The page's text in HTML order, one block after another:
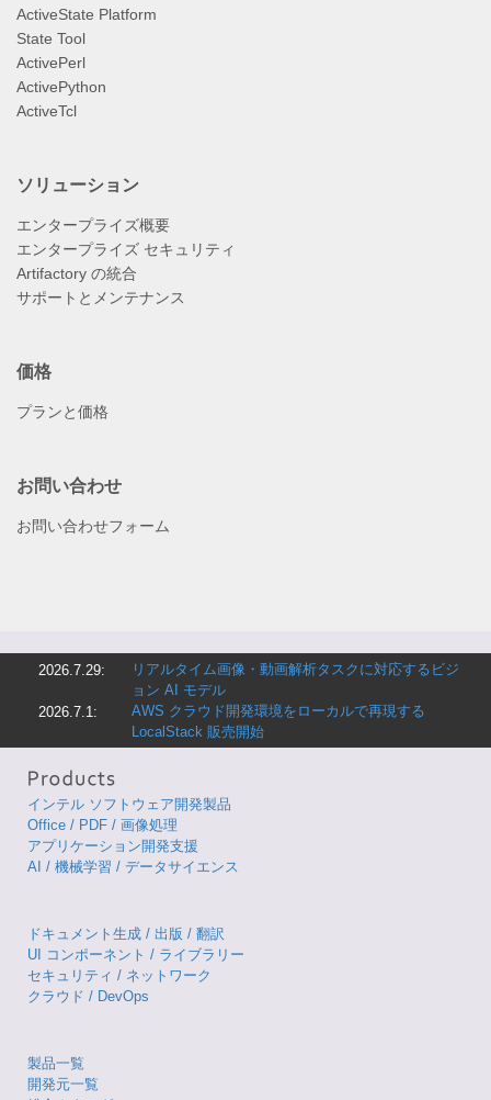
ActiveState Platform
State Tool
ActivePerl
ActivePython
ActiveTcl
ソリューション
エンタープライズ概要
エンタープライズ セキュリティ
Artifactory の統合
サポートとメンテナンス
価格
プランと価格
お問い合わせ
お問い合わせフォーム
2026.7.29:
リアルタイム画像・動画解析タスクに対応するビジ
ョン AI モデル
2026.7.1:
AWS クラウド開発環境をローカルで再現する
LocalStack 販売開始
インテル ソフトウェア開発製品
Office / PDF / 画像処理
アプリケーション開発支援
AI / 機械学習 / データサイエンス
ドキュメント生成 / 出版 / 翻訳
UI コンポーネント / ライブラリー
セキュリティ / ネットワーク
クラウド / DevOps
製品一覧
開発元一覧